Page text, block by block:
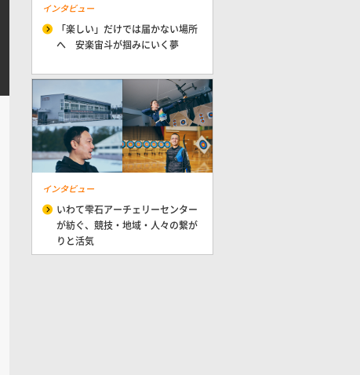
インタビュー
「楽しい」だけでは届かない場所
へ 安楽宙斗が掴みにいく夢
インタビュー
いわて雫石アーチェリーセンター
が紡ぐ、競技・地域・人々の繋が
りと活気